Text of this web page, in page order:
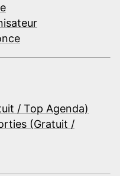
/ Top Agenda)
(Gratuit /